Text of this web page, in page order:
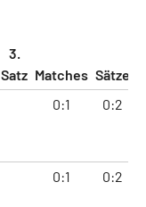
3.
Satz Matches Sätze
0:1 0:2
0:1 0:2